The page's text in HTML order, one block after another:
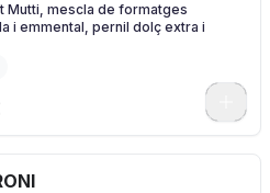
Mutti, mescla de formatges
i emmental, pernil dolç extra i